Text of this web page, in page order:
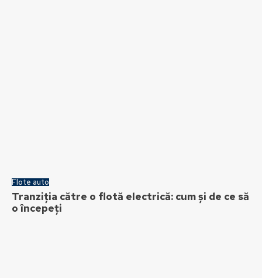
Flote auto
Tranziția către o flotă electrică: cum și de ce să
o începeți